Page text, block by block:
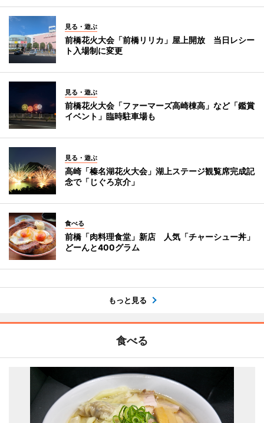
見る・遊ぶ
前橋花火大会「前橋リリカ」屋上開放 当日レシー
ト入場制に変更
見る・遊ぶ
前橋花火大会「ファーマーズ高崎棟高」など「鑑賞
イベント」臨時駐車場も
見る・遊ぶ
高崎「榛名湖花火大会」湖上ステージ観覧席完成記
念で「じぐろ京介」
食べる
前橋「肉料理食堂」新店 人気「チャーシュー丼」
どーんと400グラム
もっと見る
食べる